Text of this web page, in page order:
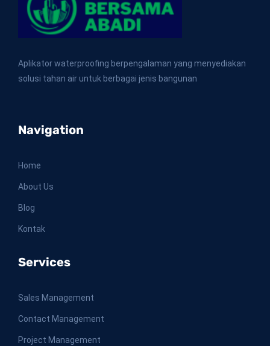
Aplikator waterproofing berpengalaman yang menyediakan
solusi tahan air untuk berbagai jenis bangunan
Navigation
Home
About Us
Blog
Kontak
Services
Sales Management
Contact Management
Project Management